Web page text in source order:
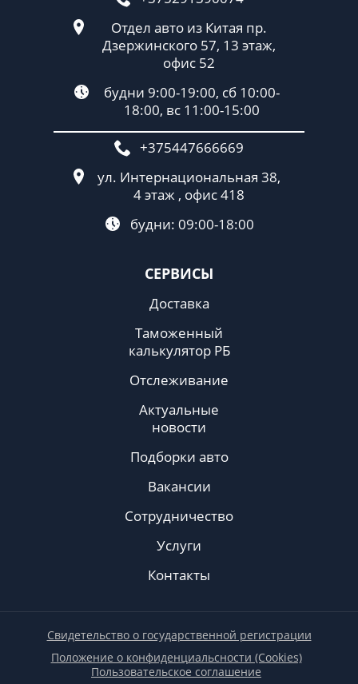
СЕРВИСЫ
Доставка
Таможенный
калькулятор РБ
Отслеживание
Актуальные
новости
Подборки авто
Вакансии
Сотрудничество
Услуги
Контакты
Отдел авто из Китая пр.
Дзержинского 57, 13 этаж,
офис 52
будни 9:00-19:00, сб 10:00-
18:00, вс 11:00-15:00
+375447666669
ул. Интернациональная 38,
4 этаж , офис 418
будни: 09:00-18:00
Пользовательское соглашение
Положение о конфиденциальсности (Cookies)
Свидетельство о государственной регистрации